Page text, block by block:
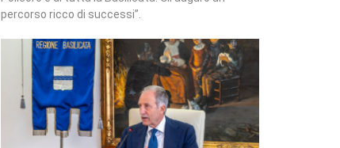
percorso ricco di successi”.